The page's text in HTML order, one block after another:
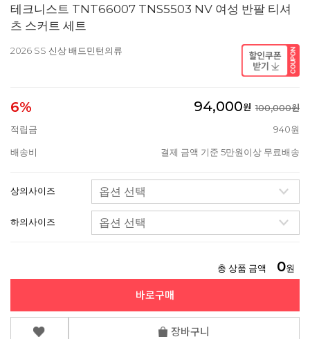
테크니스트 TNT66007 TNS5503 NV 여성 반팔 티셔
츠 스커트 세트
2026 SS 신상 배드민턴의류
6% 94,000원 100,000원
적립금
940원
배송비 결제 금액 기준 5만원이상 무료배송
상의사이즈
하의사이즈
총 상품 금액 0원
바로구매
장바구니